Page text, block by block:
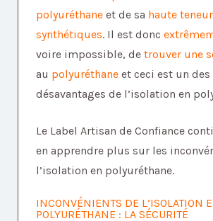
polyuréthane et de sa haute
synthétiques. Il est donc
voire impossible, de trouver une
au polyuréthane et ceci est un des
désavantages de l’isolation en
Le Label Artisan de Confiance
en apprendre plus sur les
l’isolation en polyuréthane.
INCONVÉNIENTS DE L’ISOLATION
POLYURÉTHANE : LA SÉCURITÉ